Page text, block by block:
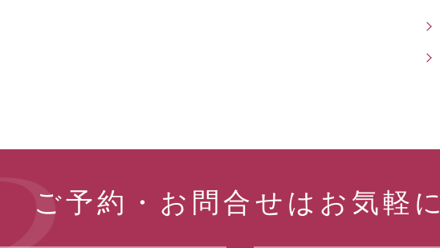
ご予約・お問合せはお気軽に